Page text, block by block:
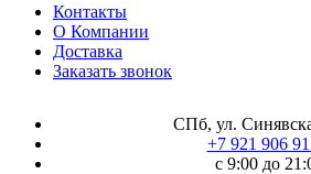
Контакты
О Компании
Доставка
Заказать звонок
СПб, ул.
+7 921 906
с 9:00 до